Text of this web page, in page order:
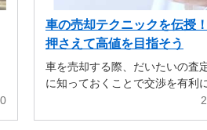
車の売却テクニックを伝授
押さえて高値を目指そう
車を売却する際、だいたいの査
に知っておくことで交渉を有利